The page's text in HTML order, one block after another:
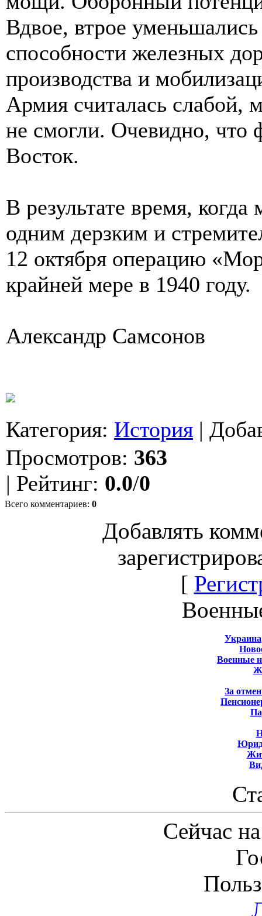
Вдвое, втрое
способности железных
производства и
Армия считалась слабой,
не смогли. Очевидно, что
Восток.
В результате время,
одним дерзким и
12 октября операцию
крайней мере в 1940 году.
Александр Самсонов
Категория: История |
Просмотров: 363
| Рейтинг: 0.0/0
Всего комментариев: 0
Добавлять
[
Военные
За
Сейчас